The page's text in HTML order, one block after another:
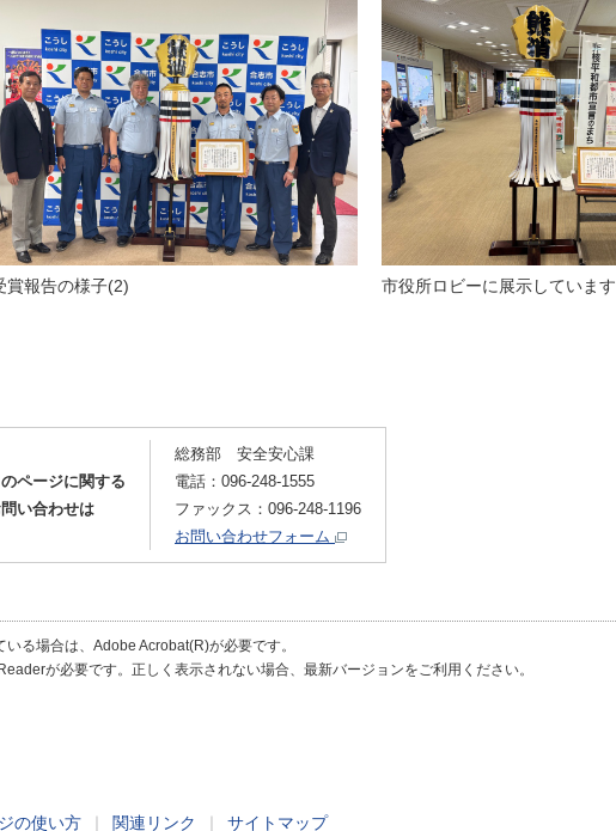
賞報告の様子(2) 市役所ロビーに展示しています
ページに関する
い合わせは
総務部 安全安心課
電話：096-248-1555
ファックス：096-248-1196
お問い合わせフォーム
る場合は、Adobe Acrobat(R)が必要です。
が必要です。正しく表示されない場合、最新バージョンをご利用ください。
の使い方 関連リンク サイトマップ